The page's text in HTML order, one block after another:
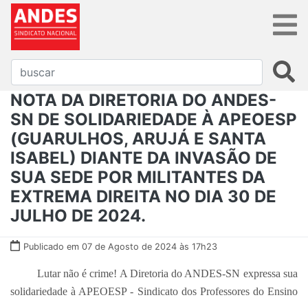
NOTA DA DIRETORIA DO ANDES-
SN DE SOLIDARIEDADE À APEOESP
(GUARULHOS, ARUJÁ E SANTA
ISABEL) DIANTE DA INVASÃO DE
SUA SEDE POR MILITANTES DA
EXTREMA DIREITA NO DIA 30 DE
JULHO DE 2024.
Publicado em 07 de Agosto de 2024 às 17h23
Lutar não é crime! A Diretoria do ANDES-SN expressa sua
solidariedade à APEOESP - Sindicato dos Professores do Ensino